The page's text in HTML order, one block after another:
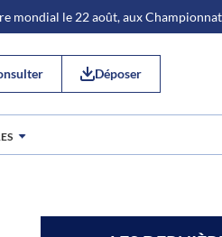
mondial le 22 août, aux
Déposer